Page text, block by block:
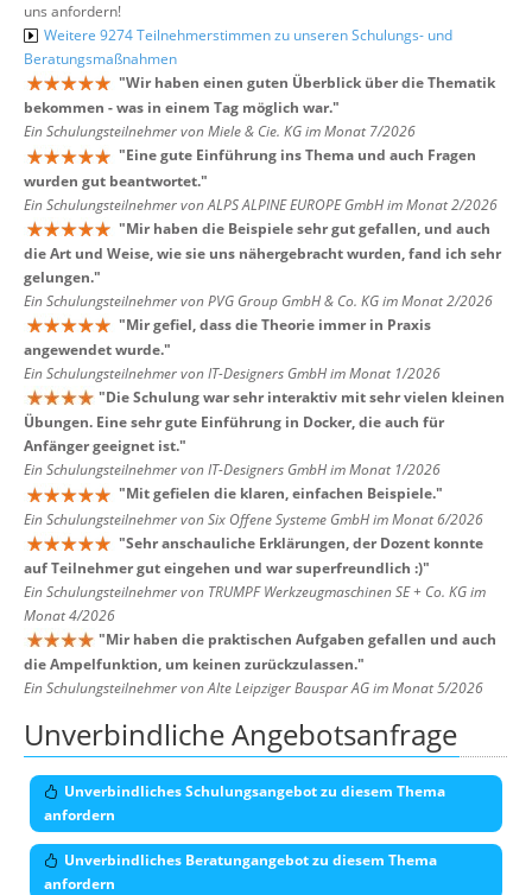
uns anfordern!
Weitere 9274 Teilnehmerstimmen zu unseren Schulungs- und
Beratungsmaßnahmen
"Wir haben einen guten Überblick über die Thematik
bekommen - was in einem Tag möglich war."
Ein Schulungsteilnehmer von Miele & Cie. KG im Monat 7/2026
"Eine gute Einführung ins Thema und auch Fragen
wurden gut beantwortet."
Ein Schulungsteilnehmer von ALPS ALPINE EUROPE GmbH im Monat 2/2026
"Mir haben die Beispiele sehr gut gefallen, und auch
die Art und Weise, wie sie uns nähergebracht wurden, fand ich sehr
gelungen."
Ein Schulungsteilnehmer von PVG Group GmbH & Co. KG im Monat 2/2026
"Mir gefiel, dass die Theorie immer in Praxis
angewendet wurde."
Ein Schulungsteilnehmer von IT-Designers GmbH im Monat 1/2026
"Die Schulung war sehr interaktiv mit sehr vielen kleinen
Übungen. Eine sehr gute Einführung in Docker, die auch für
Anfänger geeignet ist."
Ein Schulungsteilnehmer von IT-Designers GmbH im Monat 1/2026
"Mit gefielen die klaren, einfachen Beispiele."
Ein Schulungsteilnehmer von Six Offene Systeme GmbH im Monat 6/2026
"Sehr anschauliche Erklärungen, der Dozent konnte
auf Teilnehmer gut eingehen und war superfreundlich :)"
Ein Schulungsteilnehmer von TRUMPF Werkzeugmaschinen SE + Co. KG im
Monat 4/2026
"Mir haben die praktischen Aufgaben gefallen und auch
die Ampelfunktion, um keinen zurückzulassen."
Ein Schulungsteilnehmer von Alte Leipziger Bauspar AG im Monat 5/2026
Unverbindliche Angebotsanfrage
Unverbindliches Schulungsangebot zu diesem Thema
anfordern
Unverbindliches Beratungangebot zu diesem Thema
anfordern